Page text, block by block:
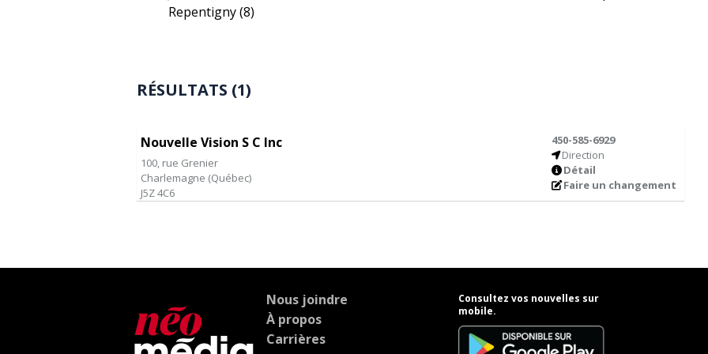
Repentigny(8)
RÉSULTATS (1)
Nouvelle Vision S C Inc
100, rue Grenier
Charlemagne (Québec)
J5Z 4C6
450-585-6929
Direction
Détail
Faire un changement
Nous joindre
À propos
Carrières
Consultez vos nouvelles sur
mobile.